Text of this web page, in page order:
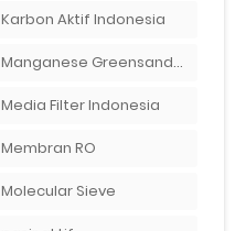
Karbon Aktif Indonesia
Manganese Greensand Plus
Media Filter Indonesia
Membran RO
Molecular Sieve